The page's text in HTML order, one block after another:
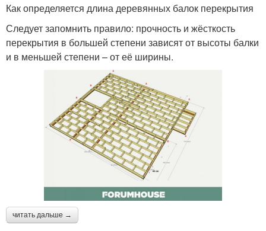
Как определяется длина деревянных балок перекрытия
Следует запомнить правило: прочность и жёсткость
перекрытия в большей степени зависят от высоты балки
и в меньшей степени – от её ширины.
читать дальше →